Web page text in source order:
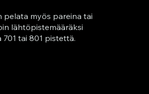
pelata myös pareina tai
lähtöpistemääräksi
tai 801 pistettä.